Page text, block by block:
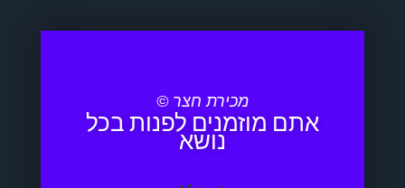
מכירת חצר ©
אתם מוזמנים לפנות בכל
נושא